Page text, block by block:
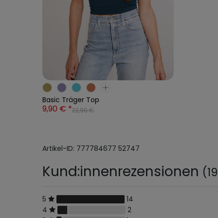
Basic Träger Top
9,90 € *22,90 €
Artikel-ID: 777784677 52747
Kund:innenrezensionen
5
14
4
2